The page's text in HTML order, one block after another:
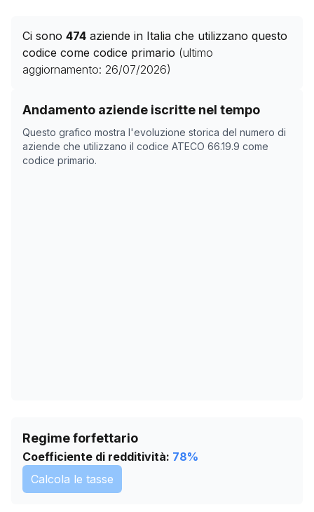
Ci sono 474 aziende in Italia che utilizzano questo
codice come codice primario (ultimo
aggiornamento: 26/07/2026)
Andamento aziende iscritte nel tempo
Questo grafico mostra l'evoluzione storica del numero di
aziende che utilizzano il codice ATECO 66.19.9 come
codice primario.
Storico numero di aziende con codice ATECO
Data rilevazione
20/04/2025
0
15/11/2025
Regime forfettario
Coefficiente di redditività: 78%
Calcola le tasse